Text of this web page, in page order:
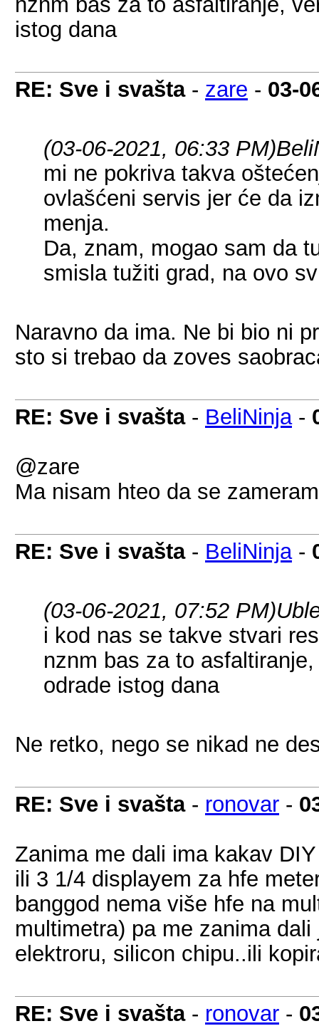
istog dana
RE: Sve i svašta- zare - 03-
(03-06-2021, 06:33 PM)
mi ne pokriva takva
ovlašćeni servis jer će da
menja.
Da, znam, mogao sam da
smisla tužiti grad, na ovo
Naravno da ima. Ne bi bio ni
sto si trebao da zoves
RE: Sve i svašta- BeliNinja-
@zare
Ma nisam hteo da se
RE: Sve i svašta- BeliNinja-
(03-06-2021, 07:52 PM)
i kod nas se takve stvari
nznm bas za to
odrade istog dana
Ne retko, nego se nikad ne
RE: Sve i svašta- ronovar -
Zanima me dali ima kakav
ili 3 1/4 displayem za hfe
banggod nema više hfe na
multimetra) pa me zanima
elektroru, silicon chipu..ili
RE: Sve i svašta- ronovar -